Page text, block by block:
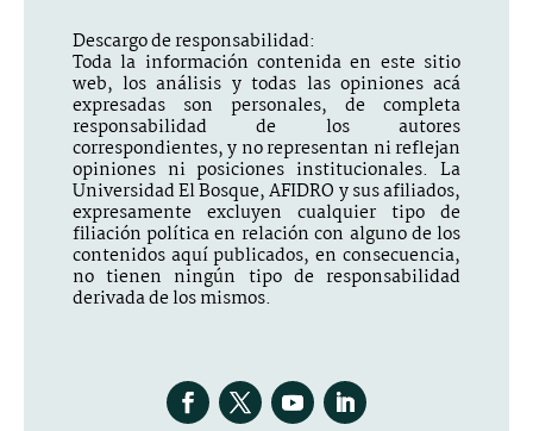
Descargo de responsabilidad:
Toda la información contenida en este sitio
web, los análisis y todas las opiniones acá
expresadas son personales, de completa
responsabilidad de los autores
correspondientes, y no representan ni reflejan
opiniones ni posiciones institucionales. La
Universidad El Bosque, AFIDRO y sus afiliados,
expresamente excluyen cualquier tipo de
filiación política en relación con alguno de los
contenidos aquí publicados, en consecuencia,
no tienen ningún tipo de responsabilidad
derivada de los mismos.